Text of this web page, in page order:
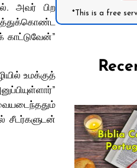
அவர் பிற
காட்டுவேன்”
உமக்குத்
சீடர்களுடன்
*This is a free